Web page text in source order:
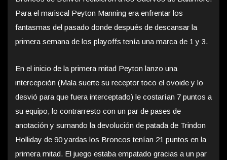
Para el mariscal Peyton Manning era enfrentar los
fantasmas del pasado donde después de descansar la
primera semana de los playoffs tenía una marca de 1 y 3.
En el inicio de la primera mitad Peyton lanzo una
intercepción (Mala suerte su receptor toco el ovoide y lo
desvió para que fuera interceptado) le costarían 7 puntos a
su equipo, lo contrarresto con un par de pases de
anotación y sumando la devolución de patada de Trindon
Holliday de 90 yardas los Broncos tenían 21 puntos en la
primera mitad. El juego estaba empatado gracias a un par